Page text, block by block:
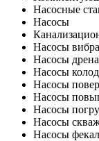
Насосные
Насосы
Насосы
Насосы
Насосы
Насосы
Насосы
Насосы
Насосы
Насосы